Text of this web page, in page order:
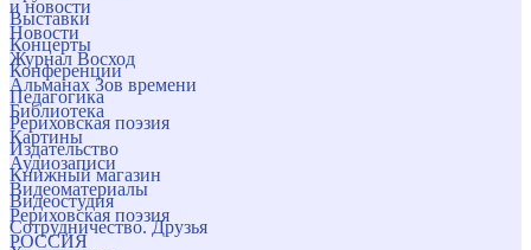
и новости
Новости
Журнал Восход
Альманах Зов времени
Библиотека
Картины
Аудиозаписи
Видеоматериалы
Рериховская поэзия
РОССИЯ
Выставки
Концерты
Конференции
Педагогика
Рериховская поэзия
Издательство
Книжный магазин
Видеостудия
Сотрудничество. Друзья